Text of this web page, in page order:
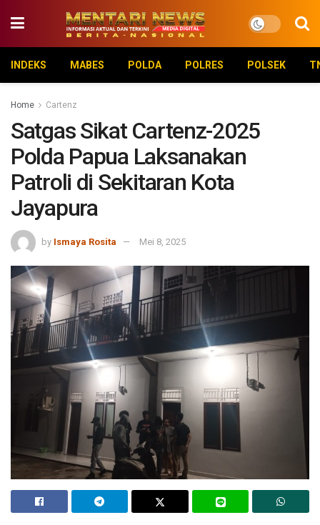
INDEKS MABES POLDA POLRES POLSEK
Home Cartenz
Satgas Sikat Cartenz-2025
Polda Papua Laksanakan
Patroli di Sekitaran Kota
Jayapura
by Ismaya Rosita Mei 8, 2025